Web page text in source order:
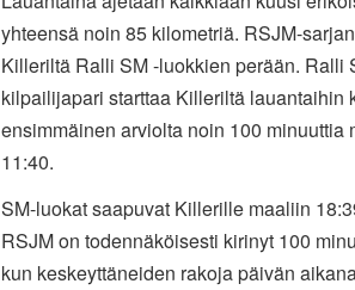
yhteensä noin 85 kilometriä. RSJM-
Killeriltä Ralli SM -luokkien perään. Ralli
kilpailijapari starttaa Killeriltä lauantaihin
ensimmäinen arviolta noin 100 minuuttia
11:40.
SM-luokat saapuvat Killerille maaliin
RSJM on todennäköisesti kirinyt 100
kun keskeyttäneiden rakoja päivän